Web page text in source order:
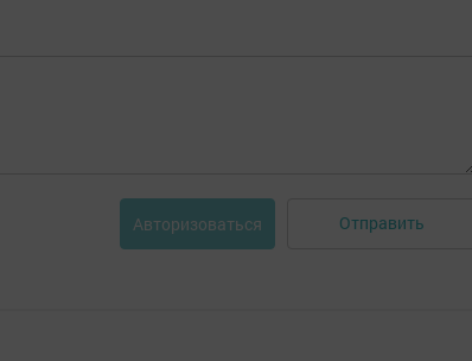
Авторизоваться Отправить